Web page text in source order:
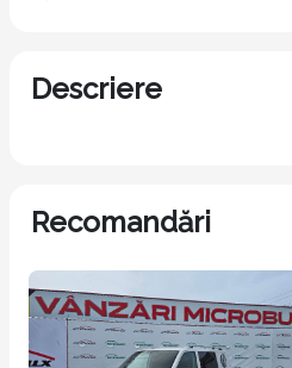
Descriere
Recomandări